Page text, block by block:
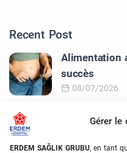
Gérer le
ERDEM SAĞLIK GRUBU, en tant
Recent Post
Alimentation
succès
08/07/2026
Perte de
02/07/2026